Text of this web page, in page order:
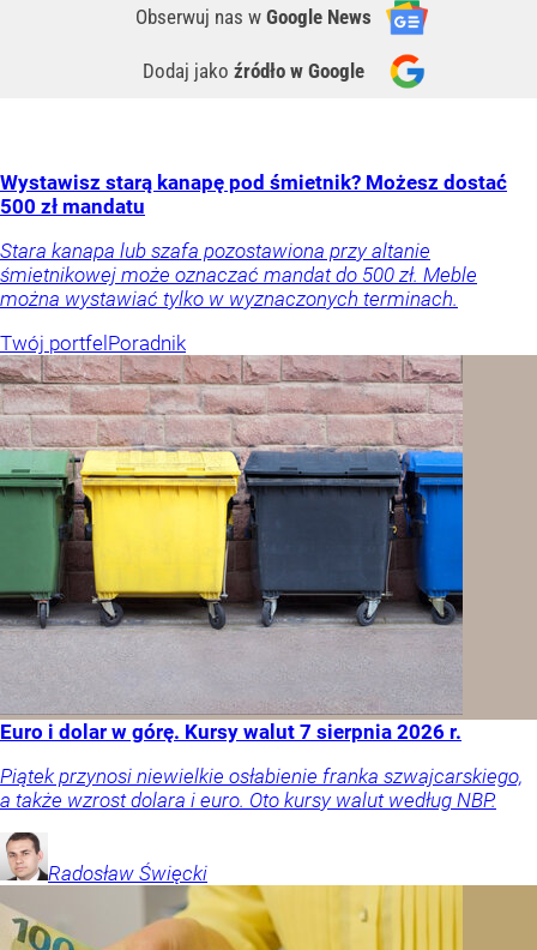
Obserwuj nas w Google News
Dodaj jako źródło w Google
Wystawisz starą kanapę pod śmietnik? Możesz dostać
500 zł mandatu
Stara kanapa lub szafa pozostawiona przy altanie
śmietnikowej może oznaczać mandat do 500 zł. Meble
można wystawiać tylko w wyznaczonych terminach.
Twój portfelPoradnik
Euro i dolar w górę. Kursy walut 7 sierpnia 2026 r.
Piątek przynosi niewielkie osłabienie franka szwajcarskiego,
a także wzrost dolara i euro. Oto kursy walut według NBP.
Radosław Święcki